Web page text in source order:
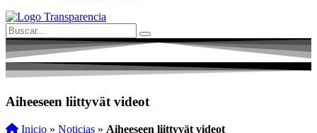
Aiheeseen liittyvät videot
Inicio » Noticias » Aiheeseen liittyvät videot